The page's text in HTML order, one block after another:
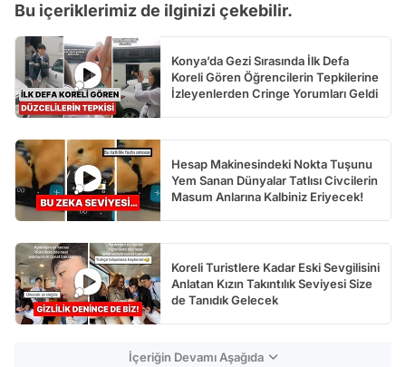
Bu içeriklerimiz de ilginizi çekebilir.
Konya’da Gezi Sırasında İlk Defa
Koreli Gören Öğrencilerin Tepkilerine
İzleyenlerden Cringe Yorumları Geldi
Hesap Makinesindeki Nokta Tuşunu
Yem Sanan Dünyalar Tatlısı Civcilerin
Masum Anlarına Kalbiniz Eriyecek!
Koreli Turistlere Kadar Eski Sevgilisini
Anlatan Kızın Takıntılık Seviyesi Size
de Tanıdık Gelecek
İçeriğin Devamı Aşağıda